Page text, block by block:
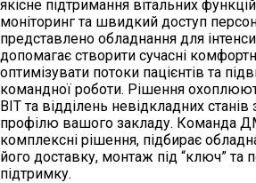
якісне підтримання вітальних
моніторинг та швидкий доступ
представлено обладнання для
допомагає створити сучасні
оптимізувати потоки пацієнтів та
командної роботи. Рішення
ВІТ та відділень невідкладних
профілю вашого закладу. Команда
комплексні рішення, підбирає
його доставку, монтаж під “ключ” та
підтримку.